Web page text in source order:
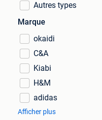
Autres types
Marque
okaidi
C&A
Kiabi
H&M
adidas
Afficher plus